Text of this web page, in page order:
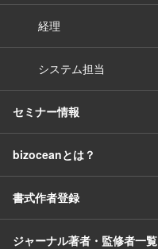
経理
システム担当
セミナー情報
bizoceanとは？
書式作者登録
ジャーナル著者・監修者一覧